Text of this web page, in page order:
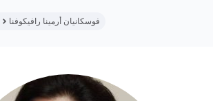
فوسكانيان أرمينا رافيكوفنا